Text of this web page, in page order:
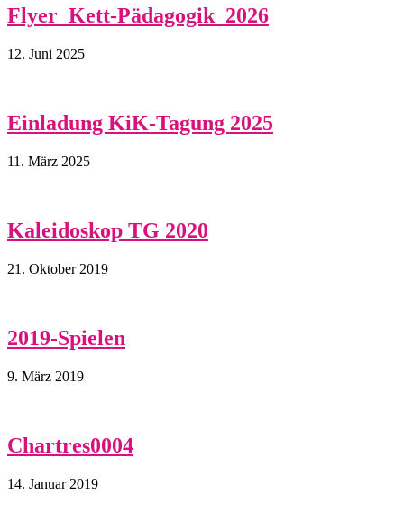
Flyer_Kett-Pädagogik_2026
12. Juni 2025
Einladung KiK-Tagung 2025
11. März 2025
Kaleidoskop TG 2020
21. Oktober 2019
2019-Spielen
9. März 2019
Chartres0004
14. Januar 2019